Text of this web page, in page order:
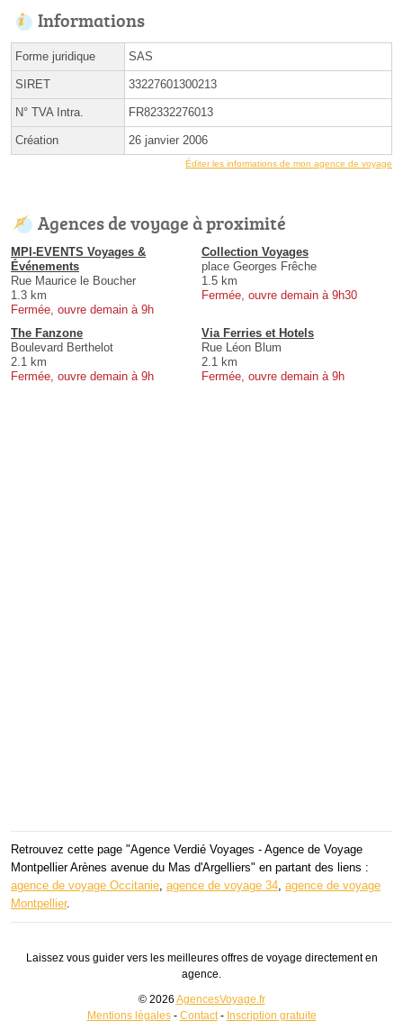
Informations
Forme juridique SAS
SIRET 33227601300213
N° TVA Intra. FR82332276013
Création 26 janvier 2006
Éditer les informations de mon agence de voyage
Agences de voyage à proximité
MPI-EVENTS Voyages &
Événements
Rue Maurice le Boucher
1.3 km
Fermée, ouvre demain à 9h
Collection Voyages
place Georges Frêche
1.5 km
Fermée, ouvre demain à 9h30
The Fanzone
Boulevard Berthelot
2.1 km
Fermée, ouvre demain à 9h
Via Ferries et Hotels
Rue Léon Blum
2.1 km
Fermée, ouvre demain à 9h
Retrouvez cette page "Agence Verdié Voyages - Agence de Voyage
Montpellier Arènes avenue du Mas d'Argelliers" en partant des liens :
agence de voyage Occitanie agence de voyage 34 agence de voyage
Montpellier.
Laissez vous guider vers les meilleures offres de voyage directement en
agence.
© 2026 AgencesVoyage.fr
Mentions légales- Contact- Inscription gratuite